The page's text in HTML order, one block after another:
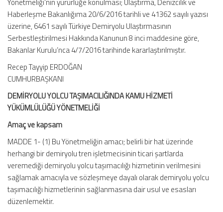
Haberleşme Bakanlığıma 20/6/2016 tarihli ve 41362 sayılı yazısı
üzerine, 6461 sayılı Türkiye Demiryolu Ulaştırmasının
Serbestleştirilmesi Hakkında Kanunun 8 inci maddesine göre,
Bakanlar Kurulu’nca 4/7/2016 tarihinde kararlaştırılmıştır.
Recep Tayyip ERDOĞAN
CUMHURBAŞKANI
DEMİRYOLU YOLCU TAŞIMACILIĞINDA KAMU HİZMETİ
YÜKÜMLÜLÜĞÜ YÖNETMELİĞİ
Amaç ve kapsam
MADDE 1- (1) Bu Yönetmeliğin amacı; belirli bir hat üzerinde
herhangi bir demiryolu tren işletmecisinin ticari şartlarda
veremediği demiryolu yolcu taşımacılığı hizmetinin verilmesini
sağlamak amacıyla ve sözleşmeye dayalı olarak demiryolu yolcu
taşımacılığı hizmetlerinin sağlanmasına dair usul ve esasları
düzenlemektir.